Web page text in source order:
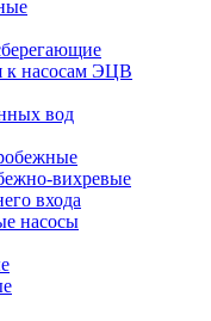
к насосам ЭЦВ
вод
вихревые
входа
насосы